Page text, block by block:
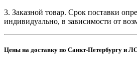
3. Заказной товар. Срок поставки
индивидуально, в зависимости от
Цены на доставку по Санкт-Петербургу и